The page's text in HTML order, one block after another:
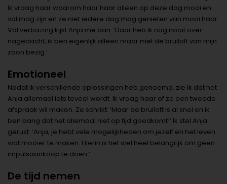
Ik vraag haar waarom haar haar alleen op deze dag mooi en
vol mag zijn en ze niet iedere dag mag genieten van mooi haar.
Vol verbazing kijkt Anja me aan: ‘Daar heb ik nog nooit over
nagedacht, ik ben eigenlijk alleen maar met de bruiloft van mijn
zoon bezig.’
Emotioneel
Nadat ik verschillende oplossingen heb genoemd, zie ik dat het
Anja allemaal iets teveel wordt. Ik vraag haar of ze een tweede
afspraak wil maken. Ze schrikt: ‘Maar de bruiloft is al snel en ik
ben bang dat het allemaal niet op tijd goedkomt!’ Ik stel Anja
gerust: ‘Anja, je hebt vele mogelijkheden om jezelf en het leven
wat mooier te maken. Hierin is het wel heel belangrijk om geen
impulsaankoop te doen.’
De tijd nemen